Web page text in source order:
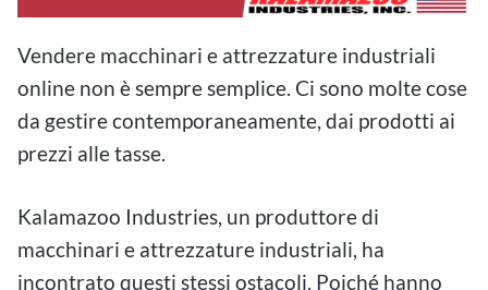
Vendere macchinari e attrezzature industriali
online non è sempre semplice. Ci sono molte cose
da gestire contemporaneamente, dai prodotti ai
prezzi alle tasse.
Kalamazoo Industries, un produttore di
macchinari e attrezzature industriali, ha
incontrato questi stessi ostacoli. Poiché hanno